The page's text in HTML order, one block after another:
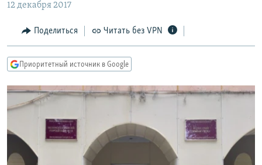
навигации
Вернутся
КУЛЬТУРА
IDEL.РЕАЛИИ
КАВКАЗ.РЕАЛИИ
СИБИРЬ.РЕАЛИИ
РАСПИСАНИЕ ВЕЩАНИЯ
ПОДПИШИТЕСЬ НА РАССЫЛКУ
12 декабря 2017
Поделиться Читать без VPN
Приоритетный источник в Google